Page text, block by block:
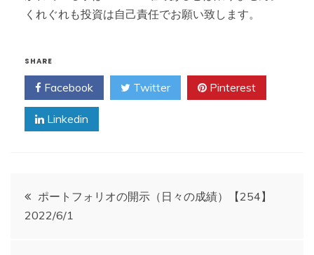
くれぐれも投資は自己責任でお願い致します。
SHARE
Facebook Twitter Pinterest
Linkedin
投
稿
ポートフォリオの開示（日々の成績）【254】
2022/6/1